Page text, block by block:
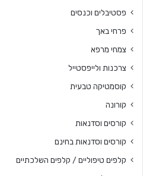
פסטיבלים וכנסים
פרחי באך
צמחי מרפא
צרכנות ולייפסטייל
קוסמטיקה טבעית
קורונה
קורסים וסדנאות
קורסים וסדנאות בחינם
קלפים טיפוליים / קלפים השלכתיים